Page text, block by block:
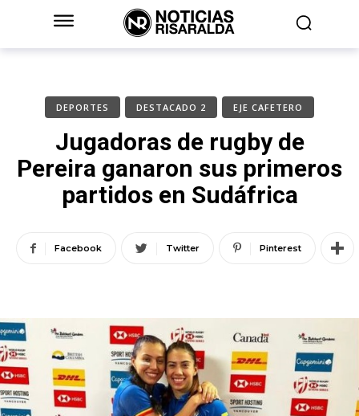
DEPORTES DESTACADO 2 EJE CAFETERO
Jugadoras de rugby de
Pereira ganaron sus primeros
partidos en Sudáfrica
Facebook Twitter Pinterest